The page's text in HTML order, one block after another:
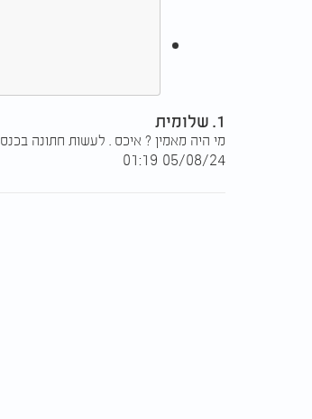
1. שלומית
מי היה מאמין ? איכס . לעשות חתונה
05/08/24 01:19